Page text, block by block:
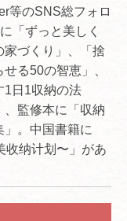
等のSNS総フォロ
「ずっと美しく
づくり」、「捨
る50の智恵」、
1日1収納の法
、監修本に「収納
。中国書籍に
收纳计划〜」があ